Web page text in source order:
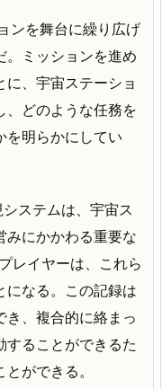
ンを舞台に繰り広げ
。ミッションを進め
、宇宙ステーショ
、どのような任務を
を明らかにしてい
ステムは、宇宙ス
みにかかわる重要な
レイヤーは、これら
になる。この記録は
き、複合的に絡まっ
することができるた
ができる。